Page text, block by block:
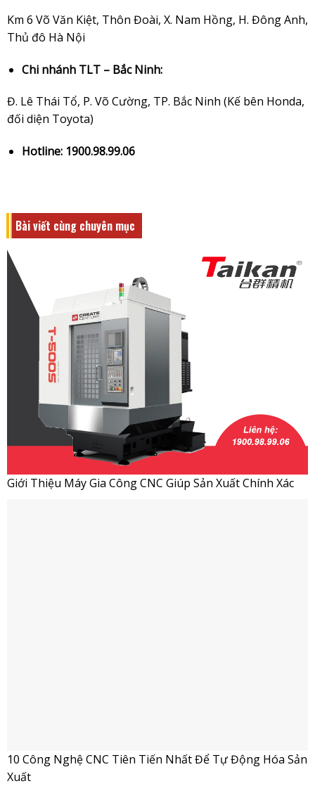
Km 6 Võ Văn Kiệt, Thôn Đoài, X. Nam Hồng, H. Đông Anh,
Thủ đô Hà Nội
Chi nhánh TLT – Bắc Ninh:
Đ. Lê Thái Tổ, P. Võ Cường, TP. Bắc Ninh (Kế bên Honda,
đối diện Toyota)
Hotline: 1900.98.99.06
Bài viết cùng chuyên mục
Giới Thiệu Máy Gia Công CNC Giúp Sản Xuất Chính Xác
10 Công Nghệ CNC Tiên Tiến Nhất Để Tự Động Hóa Sản
Xuất